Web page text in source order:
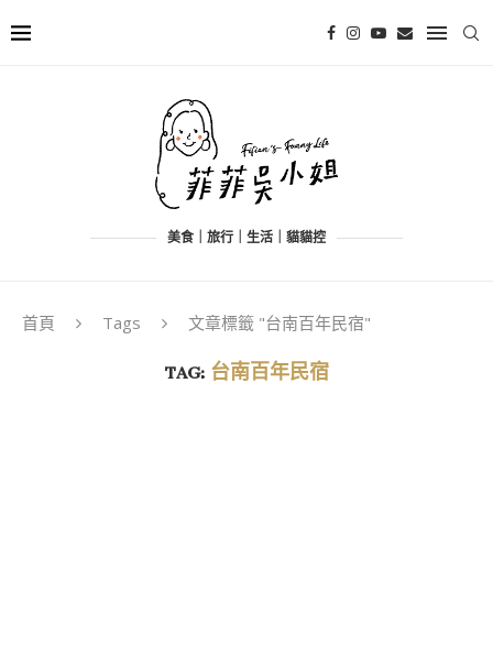
美食｜旅行｜生活｜貓貓控
首頁 Tags 文章標籤 "台南百年民宿"
TAG:台南百年民宿